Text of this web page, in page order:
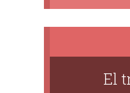
El